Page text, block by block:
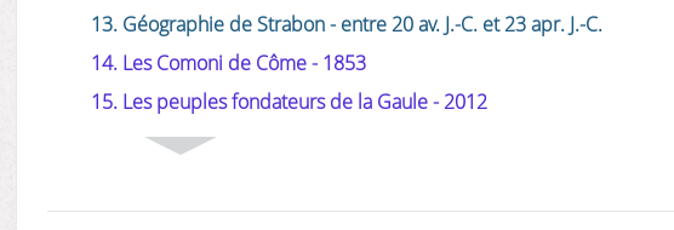
13. Géographie de Strabon - entre 20 av. J.-C. et 23 apr. J.-C.
14. Les Comoni de Côme - 1853
15. Les peuples fondateurs de la Gaule - 2012